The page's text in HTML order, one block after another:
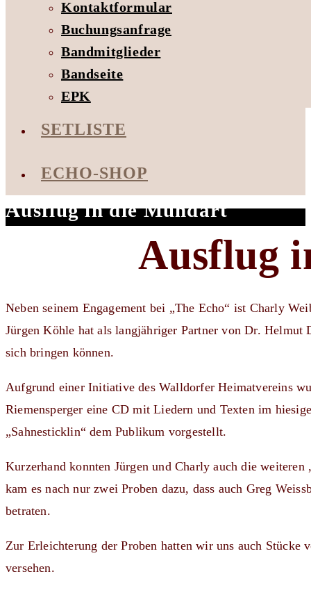
Kontaktformular
Buchungsanfrage
Bandmitglieder
Bandseite
EPK
SETLISTE
ECHO-SHOP
Ausflug in die Mundart
Ausflug
Neben seinem Engagement bei „The Echo“ ist Charly
Jürgen Köhle hat als langjähriger Partner von Dr.
sich bringen können.
Aufgrund einer Initiative des Walldorfer Heimatvereins
Riemensperger eine CD mit Liedern und Texten im
„Sahnesticklin“ dem Publikum vorgestellt.
Kurzerhand konnten Jürgen und Charly auch die
kam es nach nur zwei Proben dazu, dass auch Greg
betraten.
Zur Erleichterung der Proben hatten wir uns auch Stücke
versehen.